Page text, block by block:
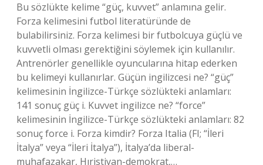
Bu sözlükte kelime “güç, kuvvet” anlamına gelir.
Forza kelimesini futbol literatüründe de
bulabilirsiniz. Forza kelimesi bir futbolcuya güçlü ve
kuvvetli olması gerektiğini söylemek için kullanılır.
Antrenörler genellikle oyuncularına hitap ederken
bu kelimeyi kullanırlar. Güçün ingilizcesi ne? “güç”
kelimesinin İngilizce-Türkçe sözlükteki anlamları:
141 sonuç güç i. Kuvvet ingilizce ne? “force”
kelimesinin İngilizce-Türkçe sözlükteki anlamları: 82
sonuç force i. Forza kimdir? Forza Italia (FI; “İleri
İtalya” veya “İleri İtalya”), İtalya’da liberal-
muhafazakar, Hıristiyan-demokrat,…